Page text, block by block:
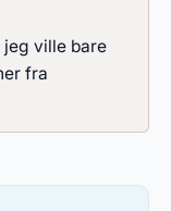
jeg ville bare
fra